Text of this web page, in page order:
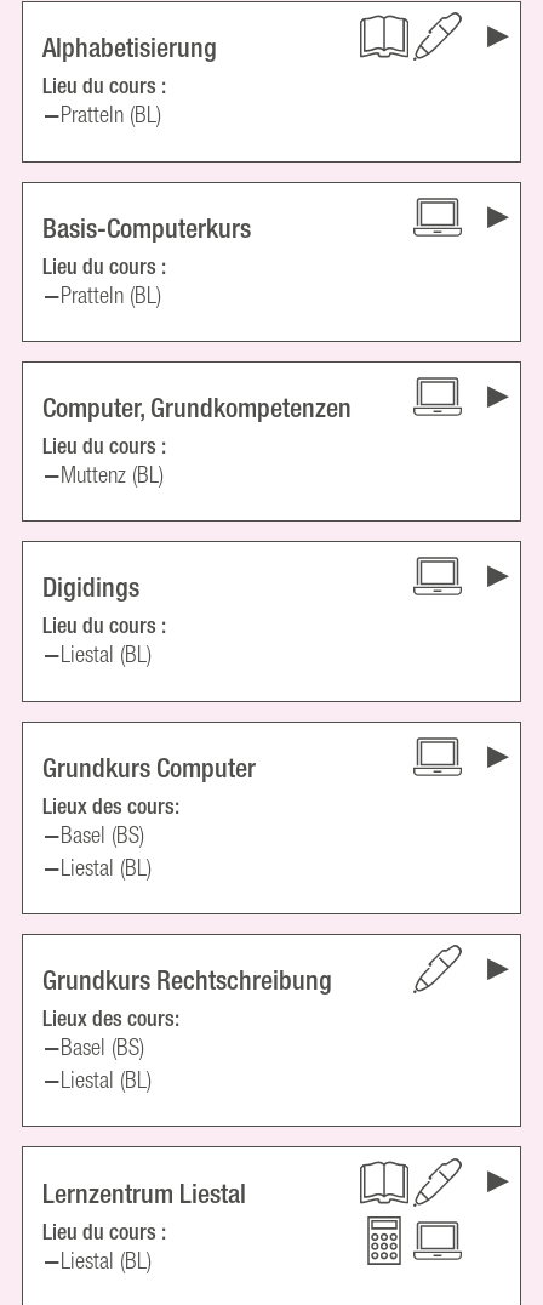
Alphabetisierung
Lieu du cours :
Pratteln (BL)
Basis-Computerkurs
Lieu du cours :
Pratteln (BL)
Computer, Grundkompetenzen
Lieu du cours :
Muttenz (BL)
Digidings
Lieu du cours :
Liestal (BL)
Grundkurs Computer
Lieux des cours:
Basel (BS)
Liestal (BL)
Grundkurs Rechtschreibung
Lieux des cours:
Basel (BS)
Liestal (BL)
Lernzentrum Liestal
Lieu du cours :
Liestal (BL)